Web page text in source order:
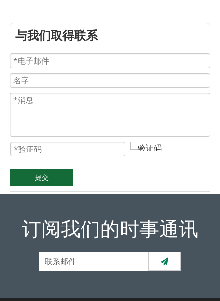
与我们取得联系
提交
订阅我们的时事通讯